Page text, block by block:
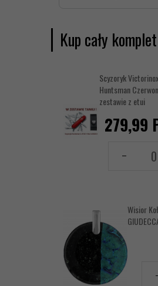
Kup cały
Scyzoryk Victorinox
Huntsman
zestawie z etui
279,99
Wisior